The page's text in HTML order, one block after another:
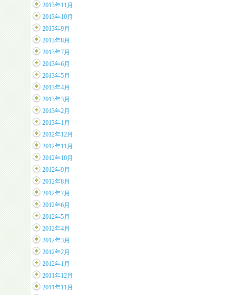
2013年11月
2013年10月
2013年9月
2013年8月
2013年7月
2013年6月
2013年5月
2013年4月
2013年3月
2013年2月
2013年1月
2012年12月
2012年11月
2012年10月
2012年9月
2012年8月
2012年7月
2012年6月
2012年5月
2012年4月
2012年3月
2012年2月
2012年1月
2011年12月
2011年11月